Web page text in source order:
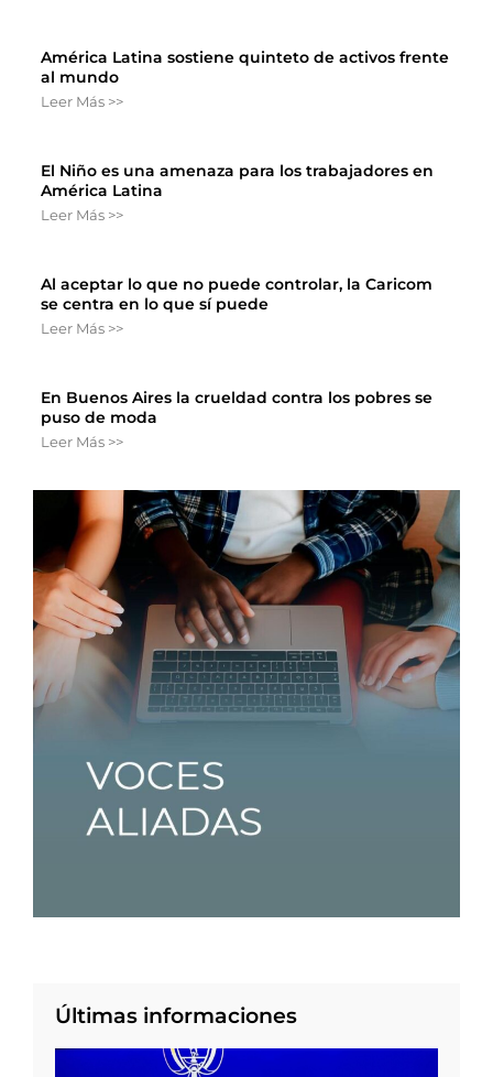
América Latina sostiene quinteto de activos frente
al mundo
Leer Más >>
El Niño es una amenaza para los trabajadores en
América Latina
Leer Más >>
Al aceptar lo que no puede controlar, la Caricom
se centra en lo que sí puede
Leer Más >>
En Buenos Aires la crueldad contra los pobres se
puso de moda
Leer Más >>
Últimas informaciones